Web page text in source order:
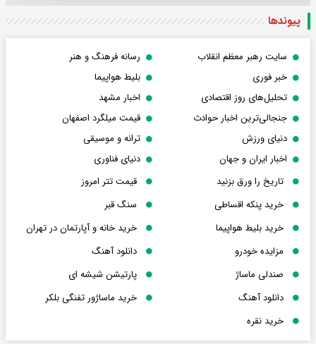
پیوندها
سایت رهبر معظم انقلاب
رسانه فرهنگ و هنر
خبر فوری
بلیط هواپیما
تحلیل‌های روز اقتصادی
اخبار مشهد
جنجالی‌ترین اخبار حوادث
قیمت میلگرد اصفهان
دنیای ورزش
ترانه و موسیقی
اخبار ایران و جهان
دنیای فناوری
تاریخ را ورق بزنید
قیمت تتر امروز
خرید پنکه اقساطی
سنگ قبر
خرید بلیط هواپیما
خرید خانه و آپارتمان در تهران
مزایده خودرو
دانلود آهنگ
صندلی ماساژ
پارتیشن شیشه ای
دانلود آهنگ
خرید ماساژور تفنگی بلکر
خرید نقره